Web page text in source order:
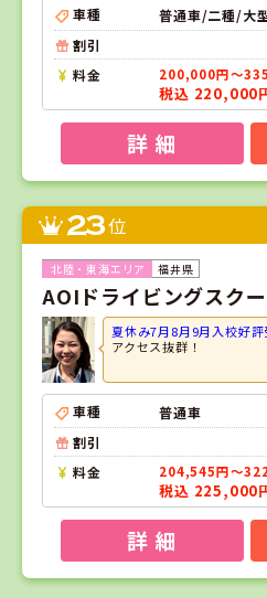
車種
普通車/二種/大
割引
料金
200,000円～
税込 220,000
詳 細
23位
福井県
AOIドライビングスク
夏休み7月8月9月入校好評
アクセス抜群！
車種
普通車
割引
料金
204,545円～
税込 225,000
詳 細